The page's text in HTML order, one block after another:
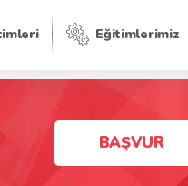
Eğitimlerimiz
BAŞVUR